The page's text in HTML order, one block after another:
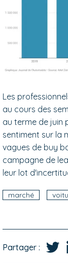
Les
au cours des
au terme de juin
sentiment sur la
vagues de buy
campagne de
leur lot
marché
Partager :